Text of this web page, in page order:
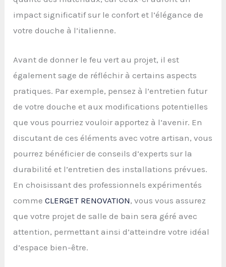
impact significatif sur le confort et l’élégance de
votre douche à l’italienne.
Avant de donner le feu vert au projet, il est
également sage de réfléchir à certains aspects
pratiques. Par exemple, pensez à l’entretien futur
de votre douche et aux modifications potentielles
que vous pourriez vouloir apportez à l’avenir. En
discutant de ces éléments avec votre artisan, vous
pourrez bénéficier de conseils d’experts sur la
durabilité et l’entretien des installations prévues.
En choisissant des professionnels expérimentés
commeCLERGET RENOVATION, vous vous assurez
que votre projet de salle de bain sera géré avec
attention, permettant ainsi d’atteindre votre idéal
d’espace bien-être.